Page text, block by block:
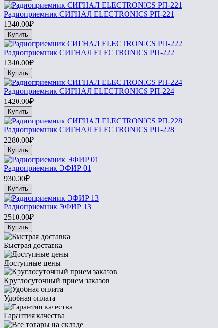
Радиоприемник СИГНАЛ ELECTRONICS РП-221
1340.00₽
Купить
Радиоприемник СИГНАЛ ELECTRONICS РП-222
1340.00₽
Купить
Радиоприемник СИГНАЛ ELECTRONICS РП-224
1420.00₽
Купить
Радиоприемник СИГНАЛ ELECTRONICS РП-228
2280.00₽
Купить
Радиоприемник ЭФИР 01
930.00₽
Купить
Радиоприемник ЭФИР 13
2510.00₽
Купить
Быстрая доставка
Доступные цены
Круглосуточный прием заказов
Удобная оплата
Гарантия качества